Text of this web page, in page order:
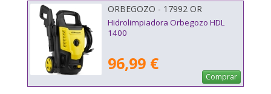
ORBEGOZO - 17992 OR
Hidrolimpiadora Orbegozo HDL
1400
96,99 €
Comprar